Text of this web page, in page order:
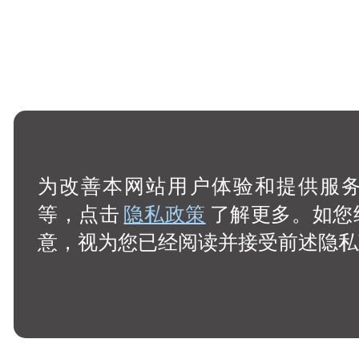
为改善本网站用户体验和提供服
等，点击隐私政策 了解更多。如
意，视为您已经阅读并接受前述隐